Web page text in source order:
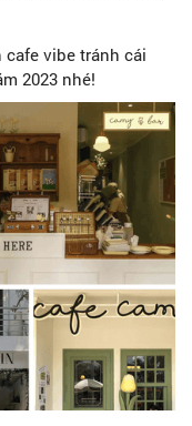
vibe tránh cái
2023 nhé!